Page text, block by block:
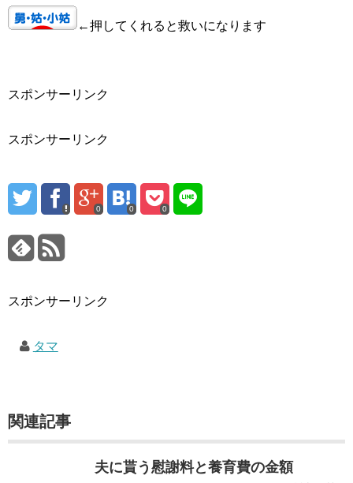
←押してくれると救いになります
スポンサーリンク
スポンサーリンク
0 0 0
スポンサーリンク
タマ
関連記事
夫に貰う慰謝料と養育費の金額